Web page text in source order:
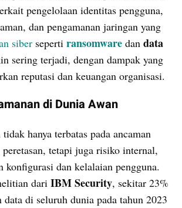
pengelolaan identitas pengguna,
dan pengamanan jaringan yang
siber seperti ransomware dan data
sering terjadi, dengan dampak yang
reputasi dan keuangan organisasi.
di Dunia Awan
hanya terbatas pada ancaman
tetapi juga risiko internal,
konfigurasi dan kelalaian pengguna.
dari IBM Security, sekitar 23%
data di seluruh dunia pada tahun 2023